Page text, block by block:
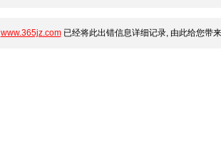
www.365jz.com已经将此出错信息详细记录, 由此给您带